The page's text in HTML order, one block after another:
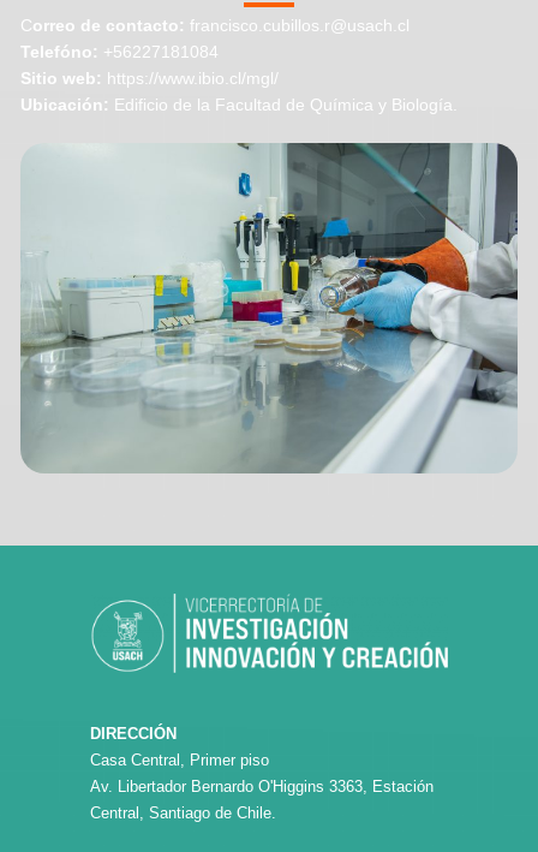
Correo de contacto:francisco.cubillos.r@usach.cl
Telefóno: +56227181084
Sitio web: https://www.ibio.cl/mgl/
Ubicación: Edificio de la Facultad de Química y Biología.
DIRECCIÓN
Casa Central, Primer piso
Av. Libertador Bernardo O'Higgins 3363, Estación
Central, Santiago de Chile.